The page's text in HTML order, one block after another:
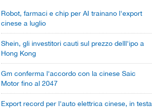
Robot, farmaci e chip per AI trainano l'export
cinese a luglio
Shein, gli investitori cauti sul prezzo delll'ipo a
Hong Kong
Gm conferma l'accordo con la cinese Saic
Motor fino al 2047
Export record per l'auto elettrica cinese, in testa